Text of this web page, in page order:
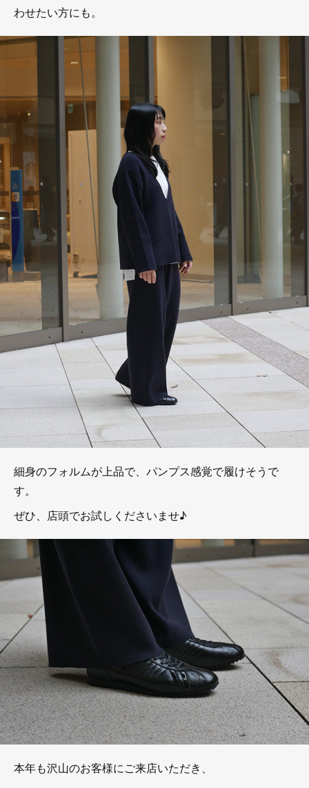
わせたい方にも。
細身のフォルムが上品で、パンプス感覚で履けそうで
す。
ぜひ、店頭でお試しくださいませ♪
本年も沢山のお客様にご来店いただき、